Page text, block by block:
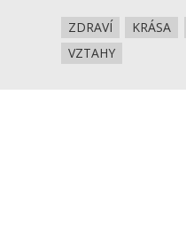
ZDRAVÍ KRÁSA
VZTAHY